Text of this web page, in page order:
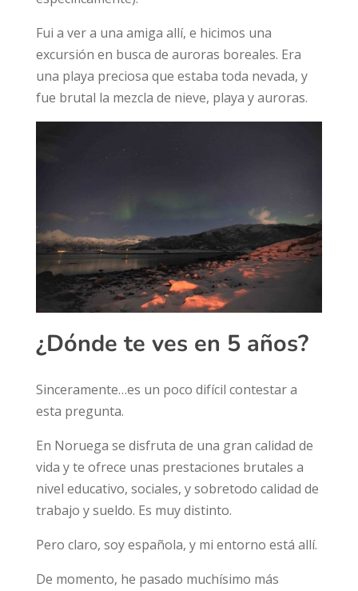
Fui a ver a una amiga allí, e hicimos una
excursión en busca de auroras boreales. Era
una playa preciosa que estaba toda nevada, y
fue brutal la mezcla de nieve, playa y auroras.
¿Dónde te ves en 5 años?
Sinceramente…es un poco difícil contestar a
esta pregunta.
En Noruega se disfruta de una gran calidad de
vida y te ofrece unas prestaciones brutales a
nivel educativo, sociales, y sobretodo calidad de
trabajo y sueldo. Es muy distinto.
Pero claro, soy española, y mi entorno está allí.
De momento, he pasado muchísimo más